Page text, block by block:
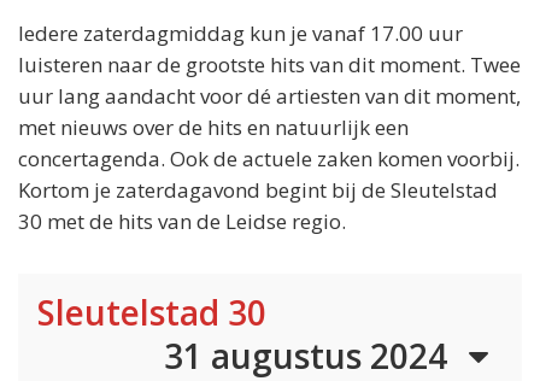
Iedere zaterdagmiddag kun je vanaf 17.00 uur
luisteren naar de grootste hits van dit moment. Twee
uur lang aandacht voor dé artiesten van dit moment,
met nieuws over de hits en natuurlijk een
concertagenda. Ook de actuele zaken komen voorbij.
Kortom je zaterdagavond begint bij de Sleutelstad
30 met de hits van de Leidse regio.
Sleutelstad 30
31 augustus 2024